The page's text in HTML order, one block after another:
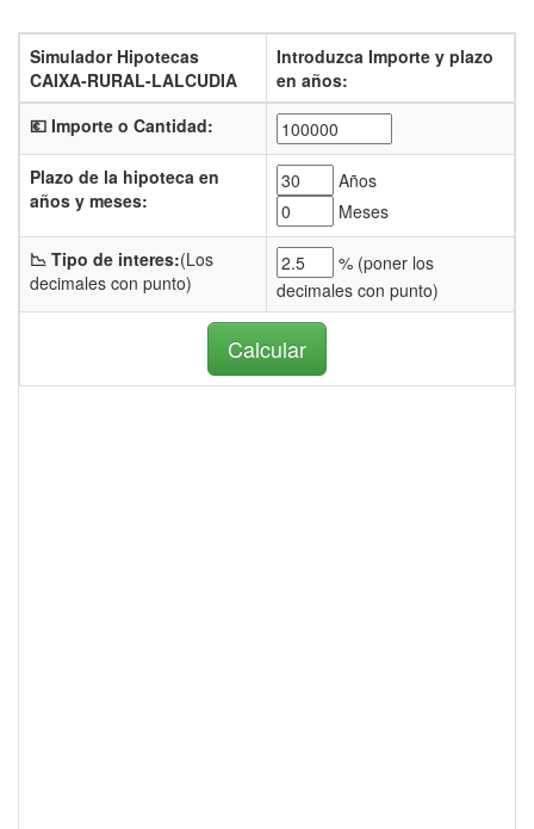
Simulador Hipotecas
CAIXA-RURAL-LALCUDIA
Introduzca Importe y plazo
en años:
💶 Importe o Cantidad:
Plazo de la hipoteca en
años y meses:
Años
Meses
📉 Tipo de interes:(Los
decimales con punto)
% (poner los
decimales con punto)